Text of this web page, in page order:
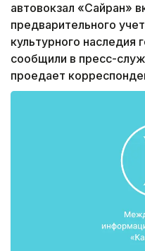
автовокзал «Сайран»
предварительного
культурного
сообщили в пресс-
проедает